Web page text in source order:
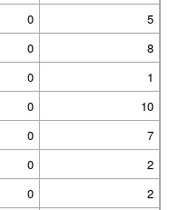
0
5
0
8
0
1
0
10
0
7
0
2
0 2